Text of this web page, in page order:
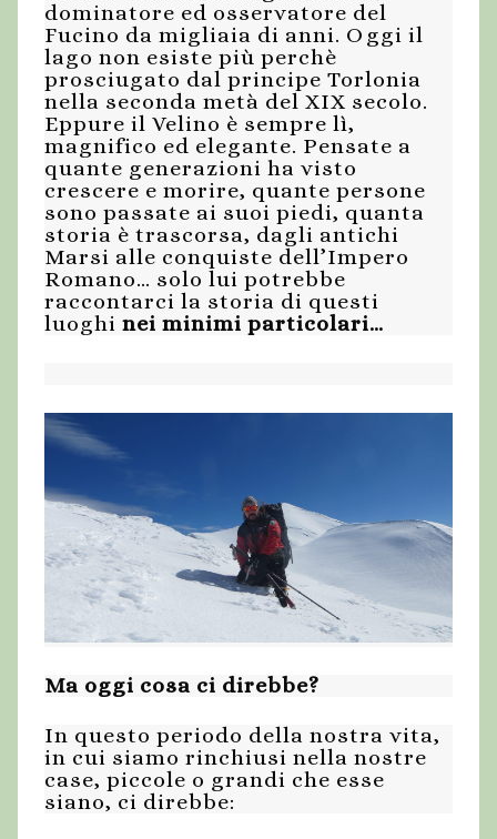
dominatore ed osservatore del
Fucino da migliaia di anni. Oggi il
lago non esiste più perchè
prosciugato dal principe Torlonia
nella seconda metà del XIX secolo.
Eppure il Velino è sempre lì,
magnifico ed elegante. Pensate a
quante generazioni ha visto
crescere e morire, quante persone
sono passate ai suoi piedi, quanta
storia è trascorsa, dagli antichi
Marsi alle conquiste dell’Impero
Romano… solo lui potrebbe
raccontarci la storia di questi
luoghi nei minimi particolari…
Ma oggi cosa ci direbbe?
In questo periodo della nostra vita,
in cui siamo rinchiusi nella nostre
case, piccole o grandi che esse
siano, ci direbbe: